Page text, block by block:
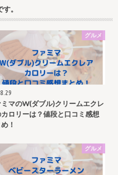
。
グルメ
ミマのW(ダブル)クリームエクレ
カロリーは？値段と口コミ感想
！
グルメ